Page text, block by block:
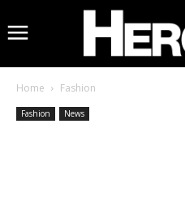
Home Fashion
Fashion News